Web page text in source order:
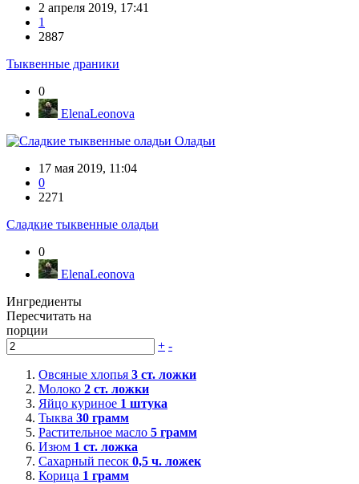
2 апреля 2019, 17:41
1
2887
Тыквенные драники
0
ElenaLeonova
Оладьи
17 мая 2019, 11:04
0
2271
Сладкие тыквенные оладьи
0
ElenaLeonova
Ингредиенты
Пересчитать на
порции
+ -
Овсяные хлопья 3 ст. ложки
Молоко 2 ст. ложки
Яйцо куриное 1 штука
Тыква 30 грамм
Растительное масло 5 грамм
Изюм 1 ст. ложка
Сахарный песок 0,5 ч. ложек
Корица 1 грамм